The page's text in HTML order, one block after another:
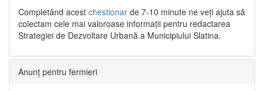
Completând acest chestionar de 7-10 minute ne veți ajuta să
colectam cele mai valoroase informații pentru redactarea
Strategiei de Dezvoltare Urbană a Municipiului Slatina.
Anunț pentru fermieri